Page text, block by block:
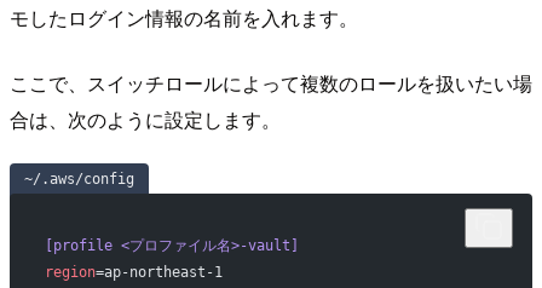
モしたログイン情報の名前を入れます。
ここで、スイッチロールによって複数のロールを扱いたい場
合は、次のように設定します。
~/.aws/config
[profile <プロファイル名>-vault]
region=ap-northeast-1